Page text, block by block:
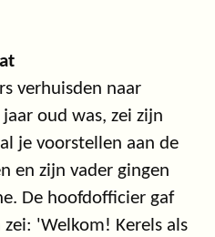
verhuisden naar
oud was, zei zijn
je voorstellen aan de
en zijn vader gingen
De hoofdofficier gaf
'Welkom! Kerels als